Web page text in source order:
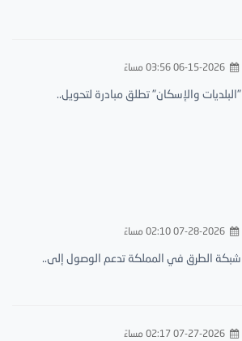
06-15-2026 03:56 مساءً
"البلديات والإسكان" تطلق مبادرة لتحويل..
07-28-2026 02:10 مساءً
شبكة الطرق في المملكة تدعم الوصول إلى..
07-27-2026 02:17 مساءً